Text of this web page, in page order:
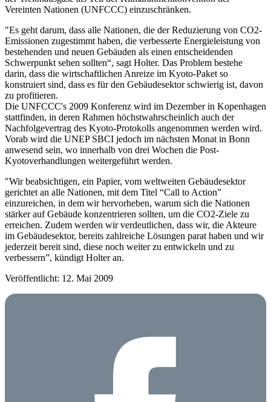
Vereinten Nationen (UNFCCC) einzuschränken.
"Es geht darum, dass alle Nationen, die der Reduzierung von CO2-
Emissionen zugestimmt haben, die verbesserte Energieleistung von
bestehenden und neuen Gebäuden als einen entscheidenden
Schwerpunkt sehen sollten“, sagt Holter. Das Problem bestehe
darin, dass die wirtschaftlichen Anreize im Kyoto-Paket so
konstruiert sind, dass es für den Gebäudesektor schwierig ist, davon
zu profitieren.
Die UNFCCC's 2009 Konferenz wird im Dezember in Kopenhagen
stattfinden, in deren Rahmen höchstwahrscheinlich auch der
Nachfolgevertrag des Kyoto-Protokolls angenommen werden wird.
Vorab wird die UNEP SBCI jedoch im nächsten Monat in Bonn
anwesend sein, wo innerhalb von drei Wochen die Post-
Kyotoverhandlungen weitergeführt werden.
"Wir beabsichtigen, ein Papier, vom weltweiten Gebäudesektor
gerichtet an alle Nationen, mit dem Titel “Call to Action”
einzureichen, in dem wir hervorheben, warum sich die Nationen
stärker auf Gebäude konzentrieren sollten, um die CO2-Ziele zu
erreichen. Zudem werden wir verdeutlichen, dass wir, die Akteure
im Gebäudesektor, bereits zahlreiche Lösungen parat haben und wir
jederzeit bereit sind, diese noch weiter zu entwickeln und zu
verbessern”, kündigt Holter an.
Veröffentlicht: 12. Mai 2009